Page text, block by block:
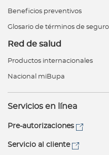
Beneficios preventivos
Glosario de términos de seguro
Red de salud
Productos internacionales
Nacional miBupa
Servicios en línea
Pre-autorizaciones
Servicio al cliente